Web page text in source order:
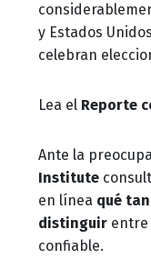
y Estados
celebran
Lea el Reporte
Ante la
Institute
en línea qué
distinguir entre
confiable.